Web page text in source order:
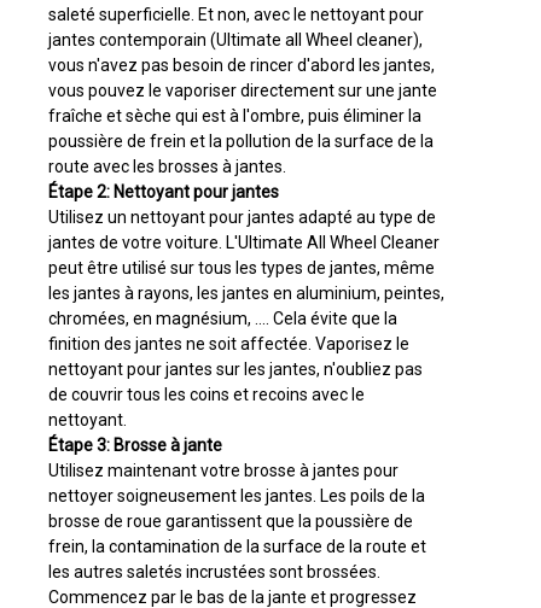
saleté superficielle. Et non, avec le nettoyant pour
jantes contemporain (Ultimate all Wheel cleaner),
vous n'avez pas besoin de rincer d'abord les jantes,
vous pouvez le vaporiser directement sur une jante
fraîche et sèche qui est à l'ombre, puis éliminer la
poussière de frein et la pollution de la surface de la
route avec les brosses à jantes.
Étape 2: Nettoyant pour jantes
Utilisez un nettoyant pour jantes adapté au type de
jantes de votre voiture. L'Ultimate All Wheel Cleaner
peut être utilisé sur tous les types de jantes, même
les jantes à rayons, les jantes en aluminium, peintes,
chromées, en magnésium, .... Cela évite que la
finition des jantes ne soit affectée. Vaporisez le
nettoyant pour jantes sur les jantes, n'oubliez pas
de couvrir tous les coins et recoins avec le
nettoyant.
Étape 3: Brosse à jante
Utilisez maintenant votre brosse à jantes pour
nettoyer soigneusement les jantes. Les poils de la
brosse de roue garantissent que la poussière de
frein, la contamination de la surface de la route et
les autres saletés incrustées sont brossées.
Commencez par le bas de la jante et progressez